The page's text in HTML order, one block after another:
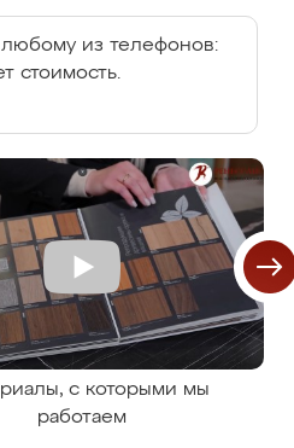
из телефонов:
стоимость.
с которыми мы
работаем